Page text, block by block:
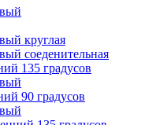
круглая
соеденительная
135 градусов
90 градусов